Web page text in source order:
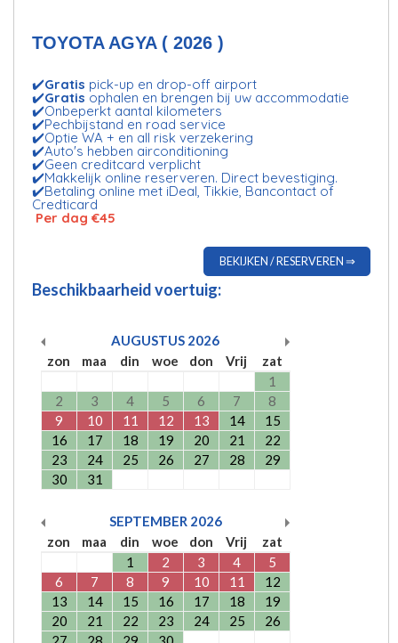
TOYOTA AGYA ( 2026 )
✔️Gratis pick-up en drop-off airport
✔️Gratis ophalen en brengen bij uw accommodatie
✔️Onbeperkt aantal kilometers
✔️Pechbijstand en road service
✔️Optie WA + en all risk verzekering
✔️Auto's hebben airconditioning
✔️Geen creditcard verplicht
✔️Makkelijk online reserveren. Direct bevestiging.
✔️Betaling online met iDeal, Tikkie, Bancontact of
Credticard
Per dag €45
BEKIJKEN / RESERVEREN ⇒
Beschikbaarheid voertuig:
AUGUSTUS 2026
zon
maa din woe don Vrij
zat
1
2
3 4 5 6 7
8
9
10 11 12 13 14
15
16
17 18 19 20 21
22
23
24 25 26 27 28
29
30
31
SEPTEMBER 2026
zon
maa din woe don Vrij
zat
1
2 3 4
5
6
7 8 9 10 11
12
13
14 15 16 17 18
19
20
21 22 23 24 25
26